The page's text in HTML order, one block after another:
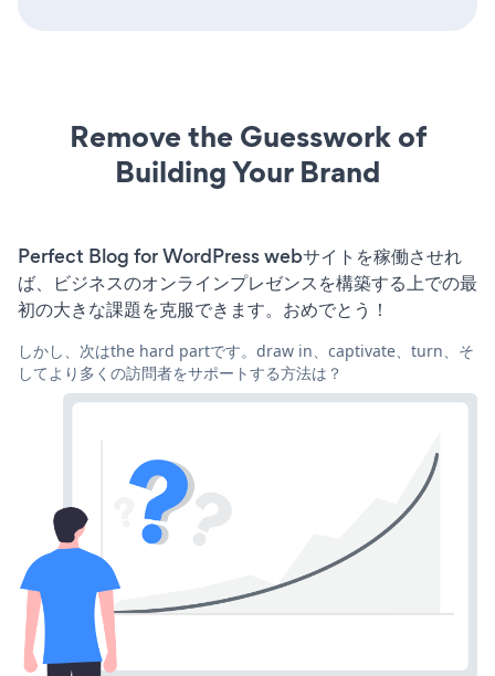
Remove the Guesswork of
Building Your Brand
Perfect Blog for WordPress webサイトを稼働させれ
ば、ビジネスのオンラインプレゼンスを構築する上での最
初の大きな課題を克服できます。おめでとう！
しかし、次はthe hard partです。draw in、captivate、turn、そ
してより多くの訪問者をサポートする方法は？